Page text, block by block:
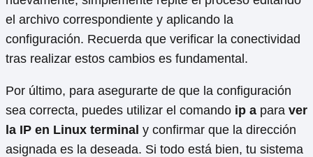
el archivo correspondiente y aplicando la
configuración. Recuerda que verificar la conectividad
tras realizar estos cambios es fundamental.
Por último, para asegurarte de que la configuración
sea correcta, puedes utilizar el comando ip a para ver
la IP en Linux terminal y confirmar que la dirección
asignada es la deseada. Si todo está bien, tu sistema